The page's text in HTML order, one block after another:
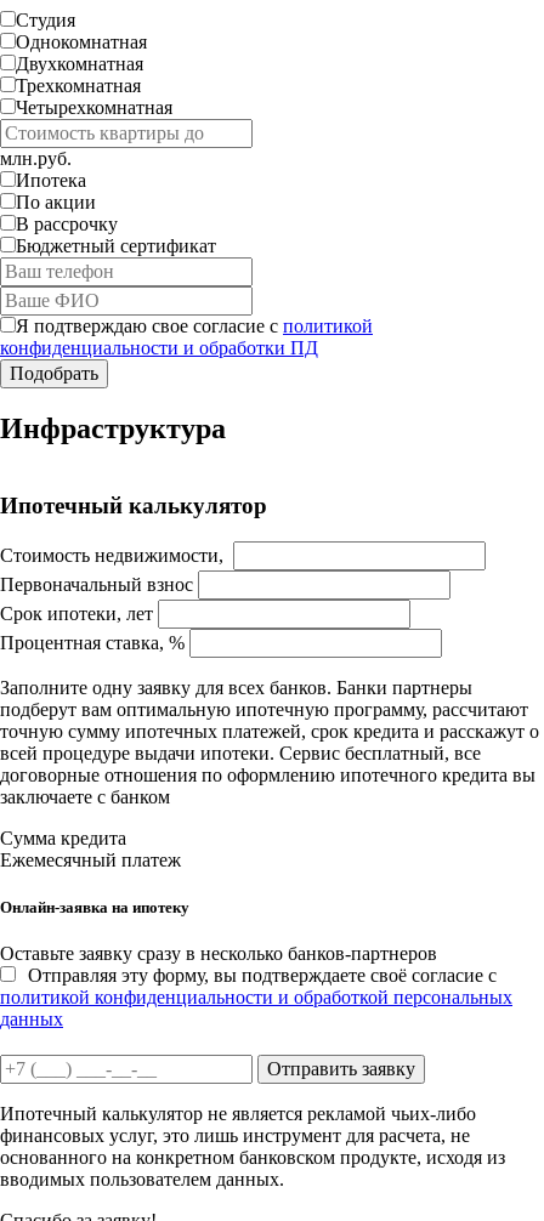
Студия
Однокомнатная
Двухкомнатная
Трехкомнатная
Четырехкомнатная
млн.руб.
Ипотека
По акции
В рассрочку
Бюджетный сертификат
Я подтверждаю свое согласие с политикой
конфиденциальности и обработки ПД
Инфраструктура
Для корректной работы Raster JS API нужен ключ. Помощь:
Ипотечный калькулятор
Стоимость недвижимости,
Первоначальный взнос
Срок ипотеки, лет
Процентная ставка, %
Заполните одну заявку для всех банков. Банки партнеры
подберут вам оптимальную ипотечную программу, рассчитают
точную сумму ипотечных платежей, срок кредита и расскажут о
всей процедуре выдачи ипотеки. Сервис бесплатный, все
договорные отношения по оформлению ипотечного кредита вы
заключаете с банком
Сумма кредита
Ежемесячный платеж
Онлайн-заявка на ипотеку
Оставьте заявку сразу в несколько банков-партнеров
Отправляя эту форму, вы подтверждаете своё согласие с
политикой конфиденциальности и обработкой персональных
данных
Отправить заявку
Ипотечный калькулятор не является рекламой чьих-либо
финансовых услуг, это лишь инструмент для расчета, не
основанного на конкретном банковском продукте, исходя из
вводимых пользователем данных.